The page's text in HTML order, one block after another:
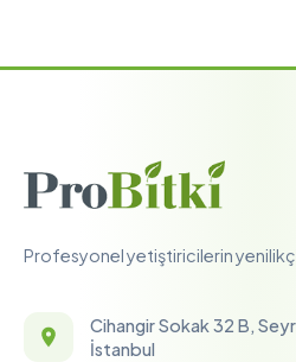
Profesyonel yetiştiricilerin
Cihangir Sokak 32 B,
İstanbul